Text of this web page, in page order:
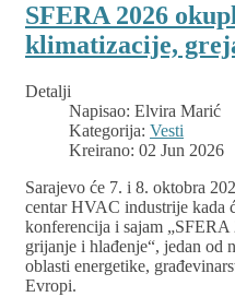
SFERA 2026
klimatizacije,
Detalji
Napisao: Elvira Marić
Kategorija: Vesti
Kreirano: 02 Jun 2026
Sarajevo će 7. i 8. oktobra
centar HVAC industrije kada
konferencija i sajam
grijanje i hlađenje“, jedan od
oblasti energetike,
Evropi.